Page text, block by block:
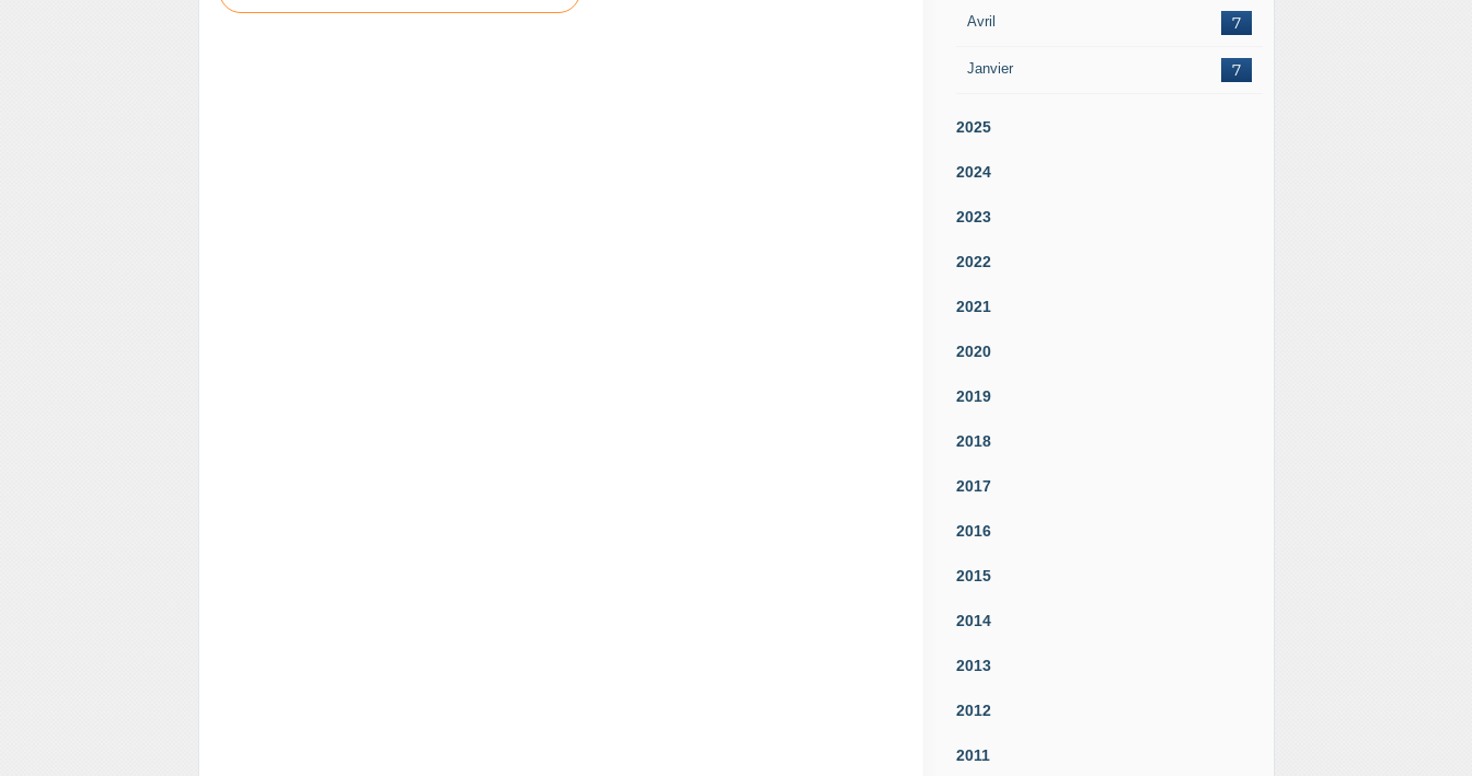
Avril 7
Janvier 7
2025
2024
2023
2022
2021
2020
2019
2018
2017
2016
2015
2014
2013
2012
2011